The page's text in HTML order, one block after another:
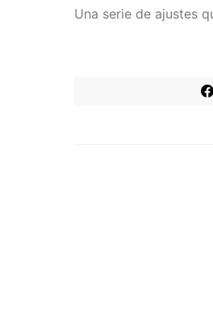
Una serie de ajustes